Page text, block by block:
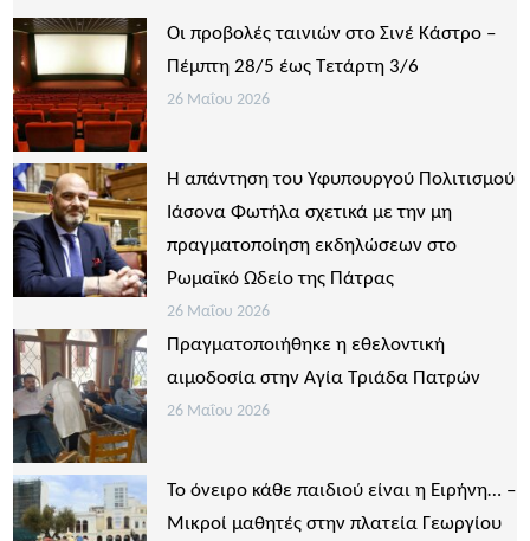
Οι προβολές ταινιών στο Σινέ Κάστρο –
Πέμπτη 28/5 έως Τετάρτη 3/6
26 Μαΐου 2026
Η απάντηση του Υφυπουργού Πολιτισμού
Ιάσονα Φωτήλα σχετικά με την μη
πραγματοποίηση εκδηλώσεων στο
Ρωμαϊκό Ωδείο της Πάτρας
26 Μαΐου 2026
Πραγματοποιήθηκε η εθελοντική
αιμοδοσία στην Αγία Τριάδα Πατρών
26 Μαΐου 2026
Το όνειρο κάθε παιδιού είναι η Ειρήνη… –
Μικροί μαθητές στην πλατεία Γεωργίου